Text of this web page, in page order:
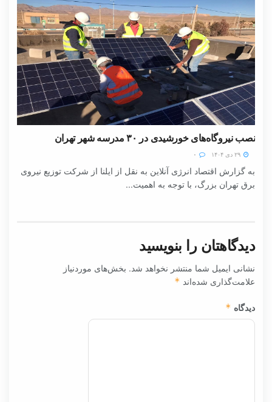
نصب نیروگاه‌های خورشیدی در ۳۰ مدرسه شهر تهران
به گزارش اقتصاد انرژی آنلاین به نقل از ایلنا از شرکت توزیع نیروی
برق تهران بزرگ، با توجه به اهمیت...
دیدگاهتان را بنویسید
نشانی ایمیل شما منتشر نخواهد شد. بخش‌های موردنیاز
علامت‌گذاری شده‌اند *
دیدگاه *